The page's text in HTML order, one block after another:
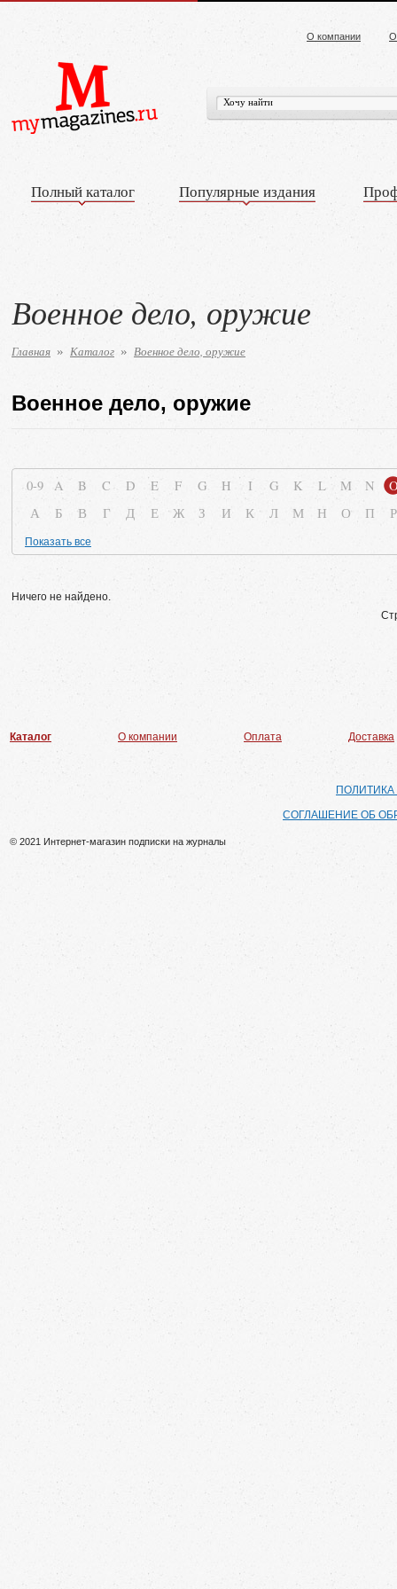
О компании
Полный каталог Популярные издания
Военное дело, оружие
Главная » Каталог » Военное дело, оружие
Военное дело, оружие
0-9 A B C D E F G H I G K L M N
А
Б В Г Д Е Ж З И К Л М Н О П Р
Показать все
Ничего не найдено.
Каталог О компании Оплата Доставка
СОГЛАШЕНИЕ ОБ
© 2021 Интернет-магазин подписки на журналы